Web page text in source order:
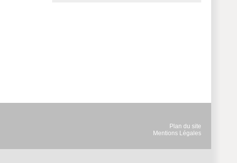
Plan du site
Mentions Légales